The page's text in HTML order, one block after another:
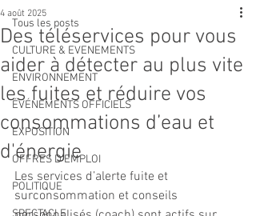
Tous les posts
CULTURE & EVENEMENTS
ENVIRONNEMENT
ÉVÉNEMENTS OFFICIELS
EXPOSITION
OFFRES D'EMPLOI
POLITIQUE
Des téléservices pour vous
aider à détecter au plus vite
les fuites et réduire vos
consommations d’eau et
d'énergie
4 août 2025
Les services d’alerte fuite et
surconsommation et conseils